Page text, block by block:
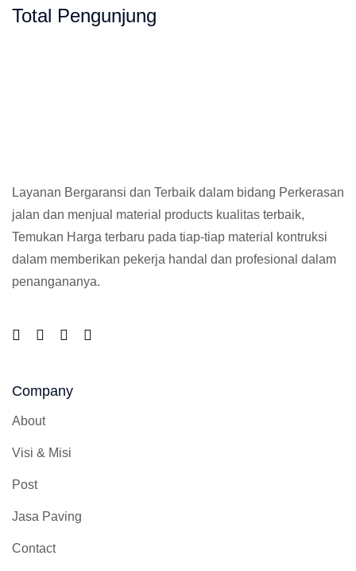
Total Pengunjung
Layanan Bergaransi dan Terbaik dalam bidang Perkerasan
jalan dan menjual material products kualitas terbaik,
Temukan Harga terbaru pada tiap-tiap material kontruksi
dalam memberikan pekerja handal dan profesional dalam
penangananya.
Company
About
Visi & Misi
Post
Jasa Paving
Contact